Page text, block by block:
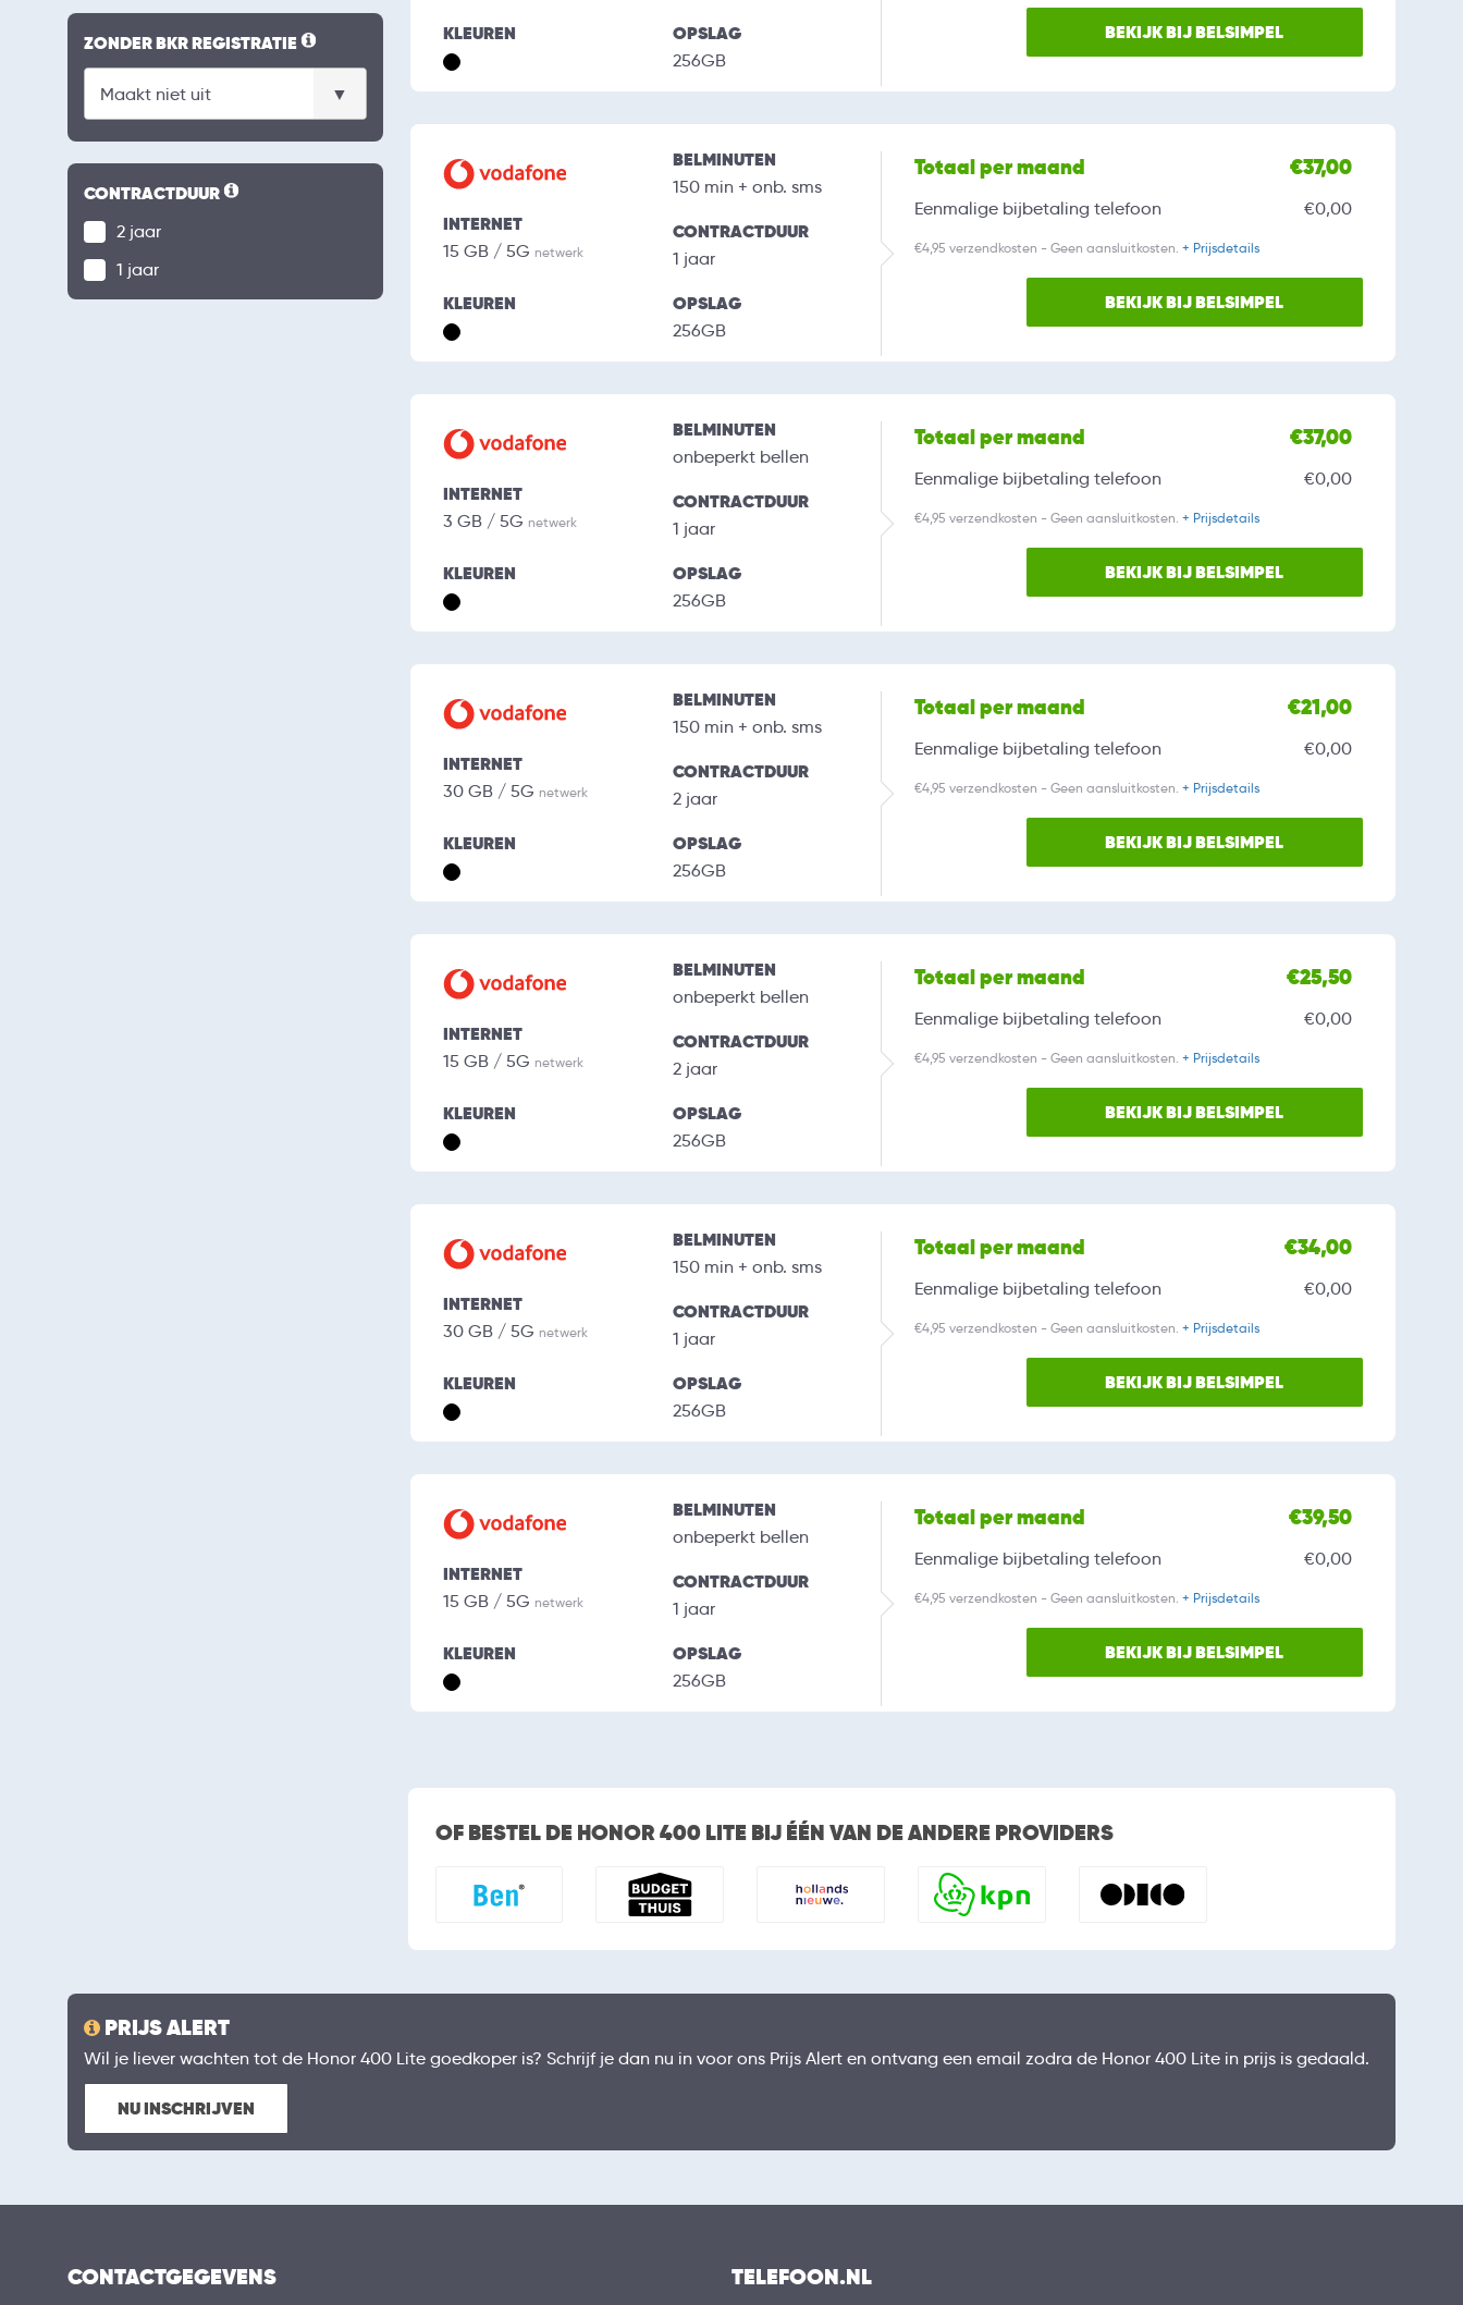
ZONDER BKR REGISTRATIE
CONTRACTDUUR
2 jaar
1 jaar
KLEUREN OPSLAG
256GB
BEKIJK BIJ BELSIMPEL
INTERNET
15 GB / 5G netwerk
BELMINUTEN
150 min + onb. sms
CONTRACTDUUR
1 jaar
KLEUREN OPSLAG
256GB
Totaal per maand €37,00
Eenmalige bijbetaling telefoon €0,00
€4,95 verzendkosten - Geen aansluitkosten. + Prijsdetails
BEKIJK BIJ BELSIMPEL
INTERNET
3 GB / 5G netwerk
BELMINUTEN
onbeperkt bellen
CONTRACTDUUR
1 jaar
KLEUREN OPSLAG
256GB
Totaal per maand €37,00
Eenmalige bijbetaling telefoon €0,00
€4,95 verzendkosten - Geen aansluitkosten. + Prijsdetails
BEKIJK BIJ BELSIMPEL
INTERNET
30 GB / 5G netwerk
BELMINUTEN
150 min + onb. sms
CONTRACTDUUR
2 jaar
KLEUREN OPSLAG
256GB
Totaal per maand €21,00
Eenmalige bijbetaling telefoon €0,00
€4,95 verzendkosten - Geen aansluitkosten. + Prijsdetails
BEKIJK BIJ BELSIMPEL
INTERNET
15 GB / 5G netwerk
BELMINUTEN
onbeperkt bellen
CONTRACTDUUR
2 jaar
KLEUREN OPSLAG
256GB
Totaal per maand €25,50
Eenmalige bijbetaling telefoon €0,00
€4,95 verzendkosten - Geen aansluitkosten. + Prijsdetails
BEKIJK BIJ BELSIMPEL
INTERNET
30 GB / 5G netwerk
BELMINUTEN
150 min + onb. sms
CONTRACTDUUR
1 jaar
KLEUREN OPSLAG
256GB
Totaal per maand €34,00
Eenmalige bijbetaling telefoon €0,00
€4,95 verzendkosten - Geen aansluitkosten. + Prijsdetails
BEKIJK BIJ BELSIMPEL
INTERNET
15 GB / 5G netwerk
BELMINUTEN
onbeperkt bellen
CONTRACTDUUR
1 jaar
KLEUREN OPSLAG
256GB
Totaal per maand €39,50
Eenmalige bijbetaling telefoon €0,00
€4,95 verzendkosten - Geen aansluitkosten. + Prijsdetails
BEKIJK BIJ BELSIMPEL
OF BESTEL DE HONOR 400 LITE BIJ ÉÉN VAN DE ANDERE PROVIDERS
PRIJS ALERT
Wil je liever wachten tot de Honor 400 Lite goedkoper is? Schrijf je dan nu in voor ons Prijs Alert en ontvang een email zodra de Honor 400 Lite in prijs is gedaald.
NU INSCHRIJVEN
CONTACTGEGEVENS TELEFOON.NL